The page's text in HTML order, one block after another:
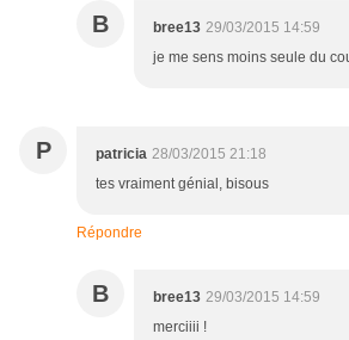
B bree13 29/03/2015 14:59
je me sens moins seule du
P patricia 28/03/2015 21:18
tes vraiment génial, bisous
Répondre
B bree13 29/03/2015 14:59
merciiii !